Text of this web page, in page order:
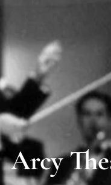
Arcy